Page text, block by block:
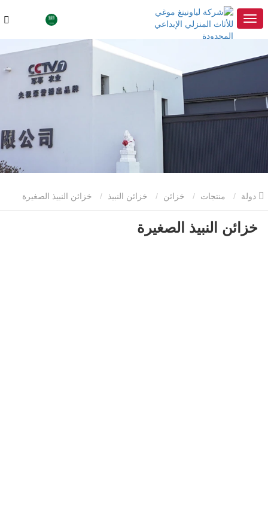
منتجات خزائن خزائن النبيذ
خزائن النبيذ الصغيرة